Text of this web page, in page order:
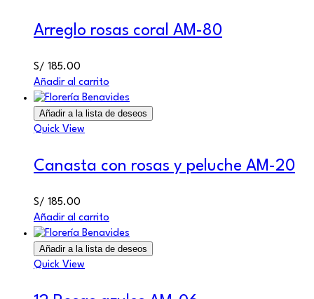
Arreglo rosas coral AM-80
S/ 185.00
Añadir al carrito
Añadir a la lista de deseos
Quick View
Canasta con rosas y peluche AM-20
S/ 185.00
Añadir al carrito
Añadir a la lista de deseos
Quick View